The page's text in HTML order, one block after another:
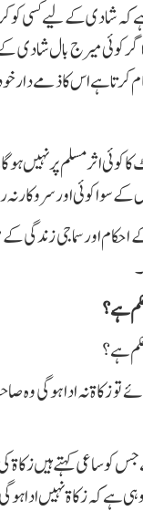
شادی کے لیے کسی کو
کوئی میرج بال شادی
کرتا ہے اس کا ذمے دار
کوئی اثر مسلم پر
کوئی اور سروکار نہ
احکام اور سماجی
ہے؟
ہے؟
زکاۃ نہ ادا ہوگی وہ
ساعی کہتے ہیں زکاة
ہے کہ زکاۃ نہیں ادا